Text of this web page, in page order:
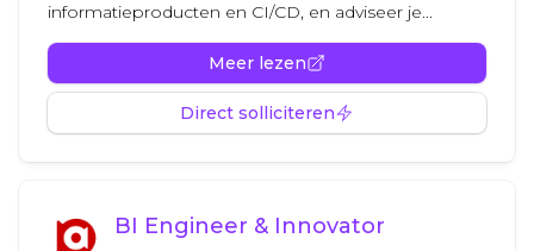
informatieproducten en CI/CD, en adviseer je...
Meer lezen
Direct solliciteren
BI Engineer & Innovator